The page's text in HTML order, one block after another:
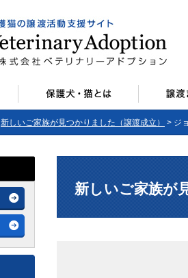
新しいご家族が見つかりました（譲渡成立） > ジ
新しいご家族が